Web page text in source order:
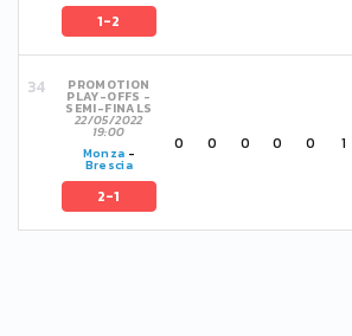
1-2
PROMOTION
PLAY-OFFS -
SEMI-FINALS
22/05/2022
19:00
Monza -
Brescia
2-1
0 0 0 0 0 1